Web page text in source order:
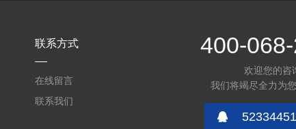
联系方式
在线留言
联系我们
400-
欢迎您的咨
我们将竭尽全力为